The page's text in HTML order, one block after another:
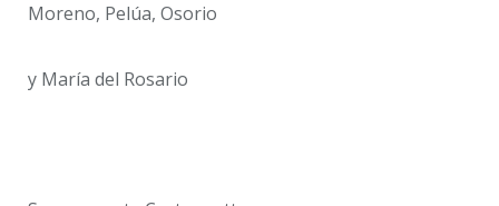
Moreno, Pelúa, Osorio
y María del Rosario